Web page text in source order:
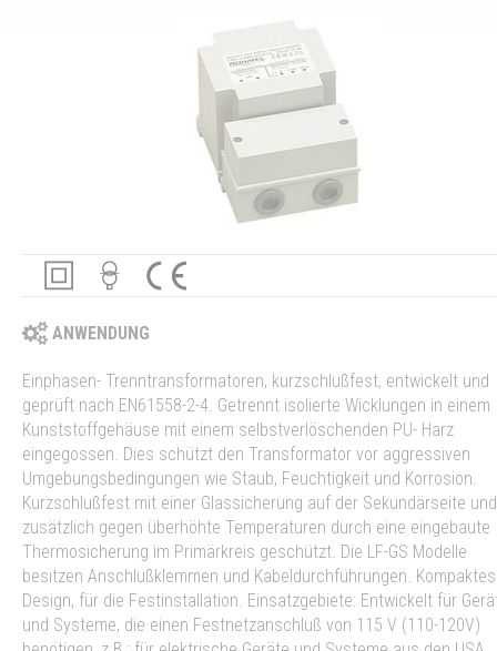
ANWENDUNG
Einphasen- Trenntransformatoren, kurzschlußfest, entwickelt und
geprüft nach EN61558-2-4. Getrennt isolierte Wicklungen in einem
Kunststoffgehäuse mit einem selbstverlöschenden PU- Harz
eingegossen. Dies schützt den Transformator vor aggressiven
Umgebungsbedingungen wie Staub, Feuchtigkeit und Korrosion.
Kurzschlußfest mit einer Glassicherung auf der Sekundärseite und
zusätzlich gegen überhöhte Temperaturen durch eine eingebaute
Thermosicherung im Primärkreis geschützt. Die LF-GS Modelle
besitzen Anschlußklemmen und Kabeldurchführungen. Kompaktes
Design, für die Festinstallation. Einsatzgebiete: Entwickelt für
und Systeme, die einen Festnetzanschluß von 115 V (110-120V)